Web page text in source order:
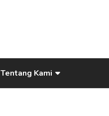
Tentang Kami